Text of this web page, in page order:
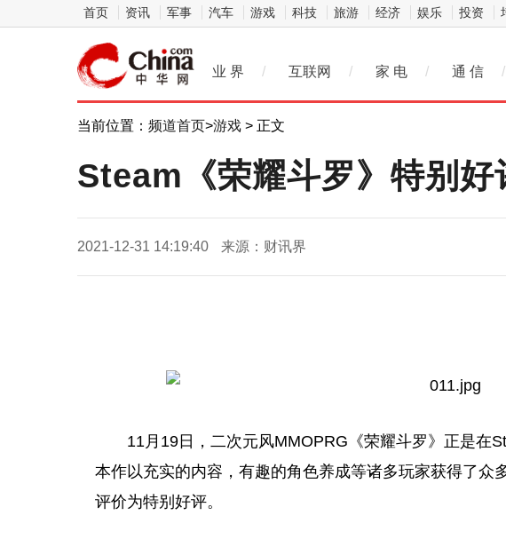
首页 资讯 军事 汽车 游戏 科技 旅游 经济 娱乐 投资
业 界 / 互联网 / 家 电 / 通 信 /
当前位置： 频道首页>游戏 > 正文
Steam《荣耀斗罗》特别好
2021-12-31 14:19:40 来源：财讯界
11月19日，二次元风MMOPRG《荣耀斗罗》正是在
本作以充实的内容，有趣的角色养成等诸多玩家获得了众
评价为特别好评。